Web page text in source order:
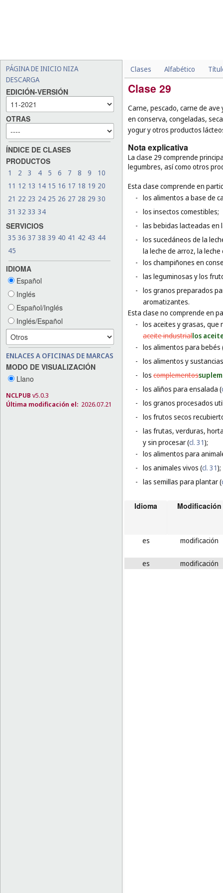
PÁGINA DE INICIO NIZA
DESCARGA
EDICIÓN-VERSIÓN
OTRAS
ÍNDICE DE CLASES
PRODUCTOS
1 2 3 4 5 6 7 8 9
10
11 12 13 14 15 16 17 18 19 20
21 22 23 24 25 26 27 28 29 30
31 32 33 34
SERVICIOS
35 36 37 38 39 40 41 42 43 44
45
IDIOMA
Español
Inglés
Español/Inglés
Inglés/Español
ENLACES A OFICINAS DE MARCAS
MODO DE VISUALIZACIÓN
Llano
NCLPUB v5.0.3
Última modificación el: 2026.07.21
Clases Alfabético
Clase 29
Carne, pescado, carne de
en conserva, congeladas,
yogur y otros productos
Nota explicativa
La clase 29 comprende
legumbres, así como otros
Esta clase comprende en
- los alimentos a base de
- los insectos comestibles;
- las bebidas lacteadas en
- los sucedáneos de la
la leche de arroz, la leche
- los champiñones en
- las leguminosas y los
- los granos preparados
aromatizantes.
Esta clase no comprende en
- los aceites y grasas, que
aceite industriallos
- los alimentos para bebés
- los alimentos y
- los complementos
- los aliños para ensalada (
- los granos procesados
- los frutos secos
- las frutas, verduras,
y sin procesar (cl. 31);
- los alimentos para
- los animales vivos (cl. 31);
- las semillas para plantar (
Idioma Modificación
es modificación
es modificación